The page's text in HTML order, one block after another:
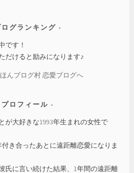
ログランキング
です！
だけると励みになります♪
プロフィール
が大好きな1993年生まれの女性で
き合ったあとに遠距離恋愛になりま
氏に言い続けた結果、1年間の遠距離